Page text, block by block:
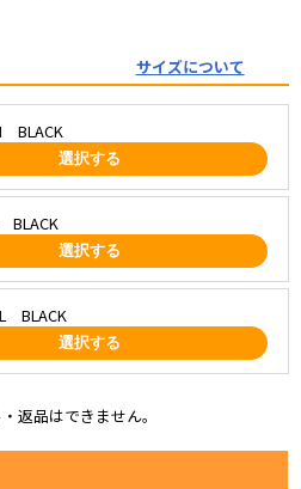
サイズについて
選択する
選択する
BLACK
選択する
返品はできません。